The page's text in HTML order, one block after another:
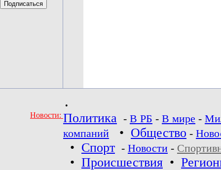
•
Новости: Политика - В РБ - В мире -
компаний
• Общество -
• Спорт - Новости -
• Происшествия •